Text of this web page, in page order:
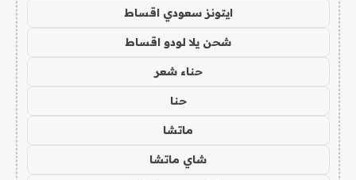
ايتونز سعودي اقساط
شحن يلا لودو اقساط
حناء شعر
حنا
ماتشا
شاي ماتشا